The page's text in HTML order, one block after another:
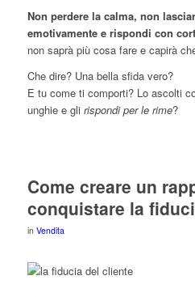
Non perdere la calma, non
emotivamente e rispondi con
non saprà più cosa fare e capirà
Che dire? Una bella sfida vero?
E tu come ti comporti? Lo ascolti
unghie e gli rispondi per le rime?
Come creare un
conquistare la
in Vendita